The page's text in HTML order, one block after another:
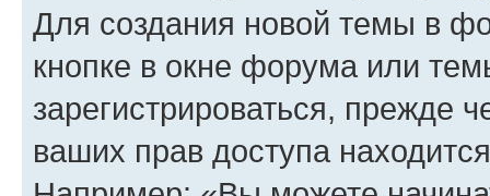
Для создания новой темы в
кнопке в окне форума или
зарегистрироваться, прежде
ваших прав доступа